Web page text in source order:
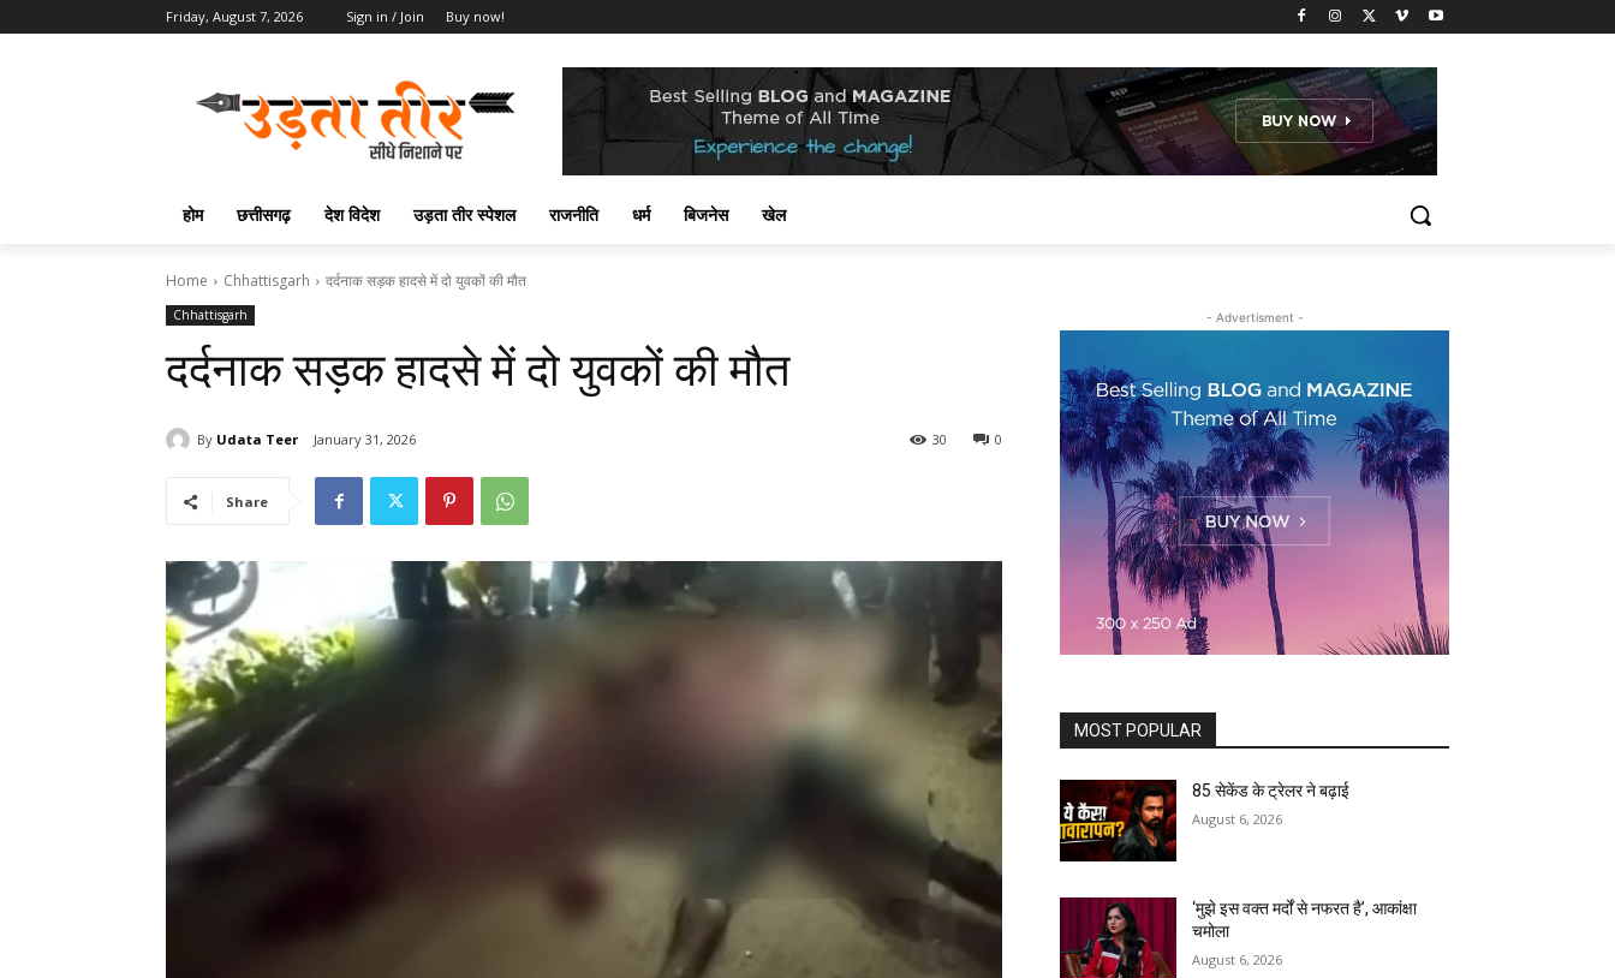
Friday, August 7, 2026 Sign in / Join Buy now!
होम छत्तीसगढ़ देश विदेश उड़ता तीर स्पेशल राजनीति धर्म बिजनेस खेल
Home Chhattisgarh दर्दनाक सड़क हादसे में दो युवकों की मौत
Chhattisgarh
दर्दनाक सड़क हादसे में दो युवकों की मौत
By Udata Teer January 31, 2026 0
30
Share
- Advertisment -
MOST POPULAR
85 सेकेंड के ट्रेलर ने बढ़ाई
August 6, 2026
‘मुझे इस वक्त मर्दों से नफरत है’, आकांक्षा
चमोला
August 6, 2026